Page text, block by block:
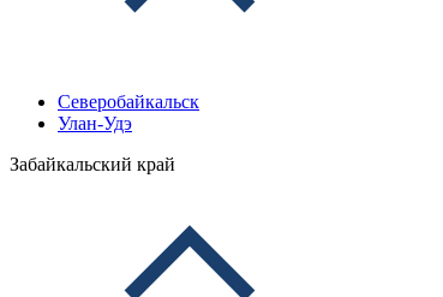
Северобайкальск
Улан-Удэ
Забайкальский край